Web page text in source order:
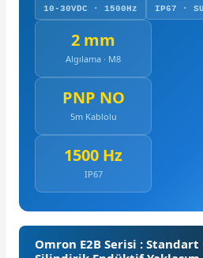
10-30VDC · 1500Hz IP67 ·
2 mm
Algılama · M8
PNP NO
5m Kablolu
1500 Hz
IP67
Omron E2B Serisi :